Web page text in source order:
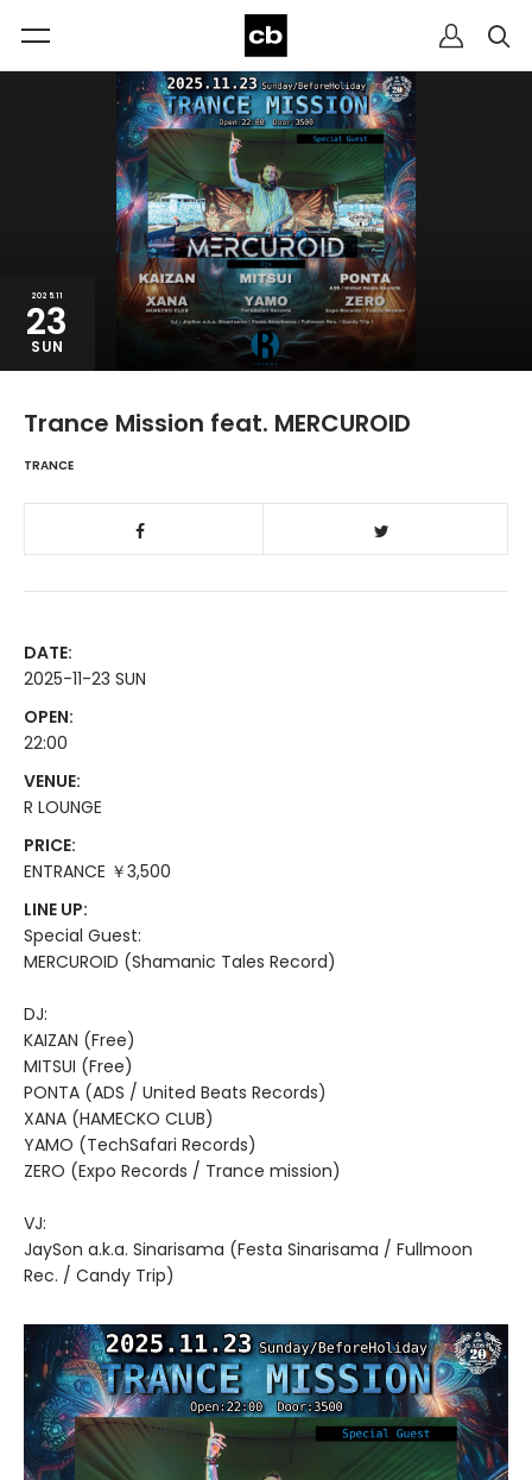
2025.11
23
SUN
Trance Mission feat. MERCUROID
TRANCE
DATE:
2025-11-23 SUN
OPEN:
22:00
VENUE:
R LOUNGE
PRICE:
ENTRANCE ￥3,500
LINE UP:
Special Guest:
MERCUROID (Shamanic Tales Record)
DJ:
KAIZAN (Free)
MITSUI (Free)
PONTA (ADS / United Beats Records)
XANA (HAMECKO CLUB)
YAMO (TechSafari Records)
ZERO (Expo Records / Trance mission)
VJ:
JaySon a.k.a. Sinarisama (Festa Sinarisama / Fullmoon
Rec. / Candy Trip)